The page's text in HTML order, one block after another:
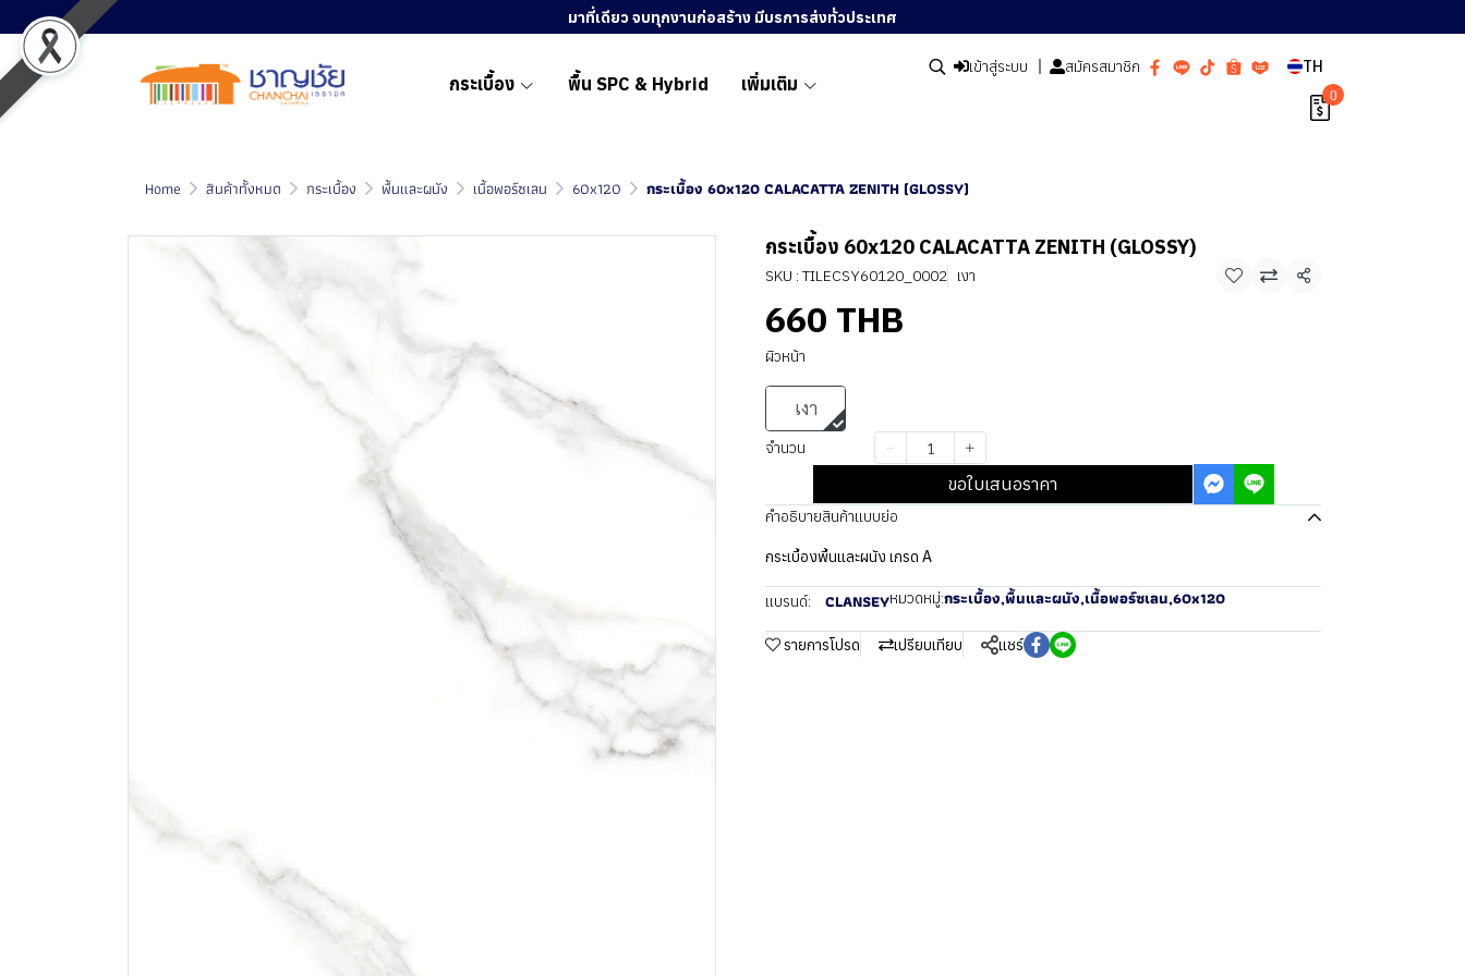
มาที่เดียว จบทุกงานก่อสร้าง มีบรการส่งทั่วประเทศ
กระเบื้อง พื้น SPC & Hybrid เพิ่มเติม
เข้าสู่ระบบ สมัครสมาชิก TH
0
Home สินค้าทั้งหมด กระเบื้อง พื้นและผนัง เนื้อพอร์ซเลน 60x120 กระเบื้อง 60x120 CALACATTA ZENITH (GLOSSY)
กระเบื้อง 60x120 CALACATTA ZENITH (GLOSSY)
SKU : TILECSY60120_0002 เงา แชร์
660 THB
ผิวหน้า
เงา
จำนวน
ขอใบเสนอราคา
คำอธิบายสินค้าแบบย่อ
กระเบื้องพื้นและผนัง เกรด A
แบรนด์: CLANSEYหมวดหมู่:กระเบื้อง,พื้นและผนัง,เนื้อพอร์ซเลน,60x120
รายการโปรด เปรียบเทียบ แชร์